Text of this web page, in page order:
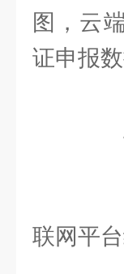
图，云
证申报
五
大
联网平